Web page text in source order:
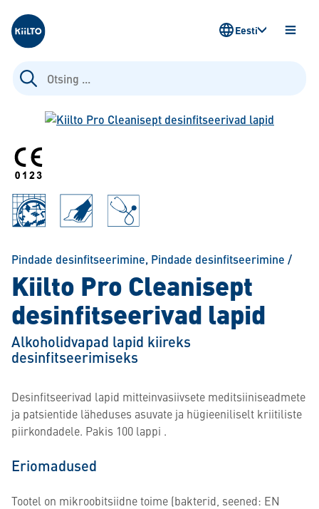
Kiilto Estonia
Otsi:
AVA
Eesti
Pindade desinfitseerimine, Pindade desinfitseerimine /
Kiilto Pro Cleanisept
desinfitseerivad lapid
Alkoholidvapad lapid kiireks
desinfitseerimiseks
Desinfitseerivad lapid mitteinvasiivsete meditsiiniseadmete
ja patsientide läheduses asuvate ja hügieeniliselt kriitiliste
piirkondadele. Pakis 100 lappi .
Eriomadused
Tootel on mikroobitsiidne toime (bakterid, seened: EN